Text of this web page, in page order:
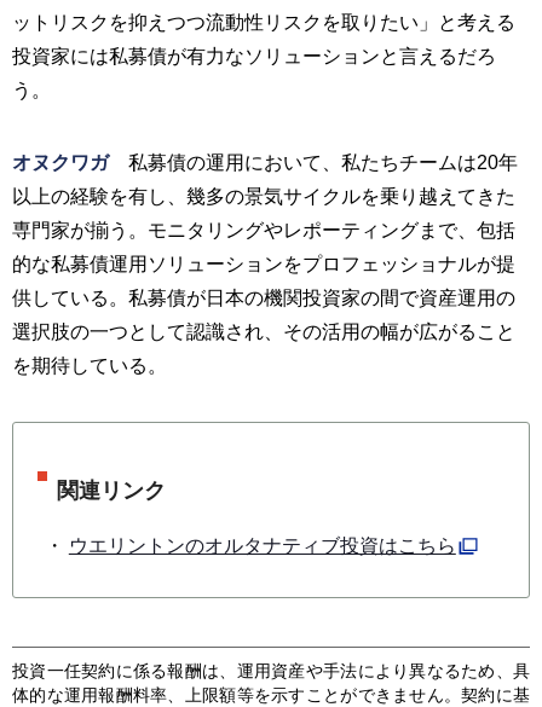
ットリスクを抑えつつ流動性リスクを取りたい」と考える
投資家には私募債が有力なソリューションと言えるだろ
う。
オヌクワガ私募債の運用において、私たちチームは20年
以上の経験を有し、幾多の景気サイクルを乗り越えてきた
専門家が揃う。モニタリングやレポーティングまで、包括
的な私募債運用ソリューションをプロフェッショナルが提
供している。私募債が日本の機関投資家の間で資産運用の
選択肢の一つとして認識され、その活用の幅が広がること
を期待している。
関連リンク
ウエリントンのオルタナティブ投資はこちら
投資一任契約に係る報酬は、運用資産や手法により異なるため、具
体的な運用報酬料率、上限額等を示すことができません。契約に基